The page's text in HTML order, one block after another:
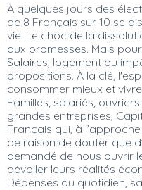
À quelques jours des
de 8 Français sur 10 se
vie. Le choc de la
aux promesses. Mais
Salaires, logement ou
propositions. À la clé,
consommer mieux et
Familles, salariés,
grandes entreprises,
Français qui, à
de raison de douter que
demandé de nous ouvrir
dévoiler leurs réalités
Dépenses du quotidien,